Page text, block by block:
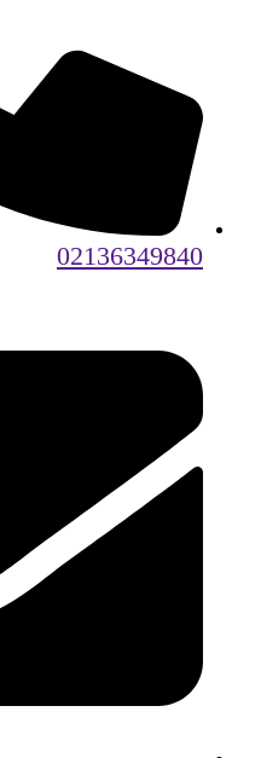
02136349840